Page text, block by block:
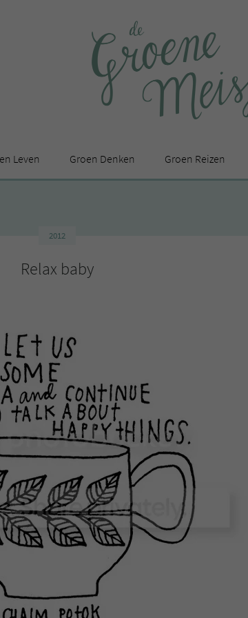
Leven Groen Denken Groen Reizen
2012
Relax baby